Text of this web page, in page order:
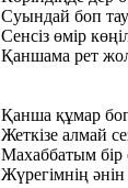
Суындай боп
Сенсіз өмір
Қаншама рет
Қанша құмар
Жеткізе алмай
Махаббатым бір
Жүрегімнің